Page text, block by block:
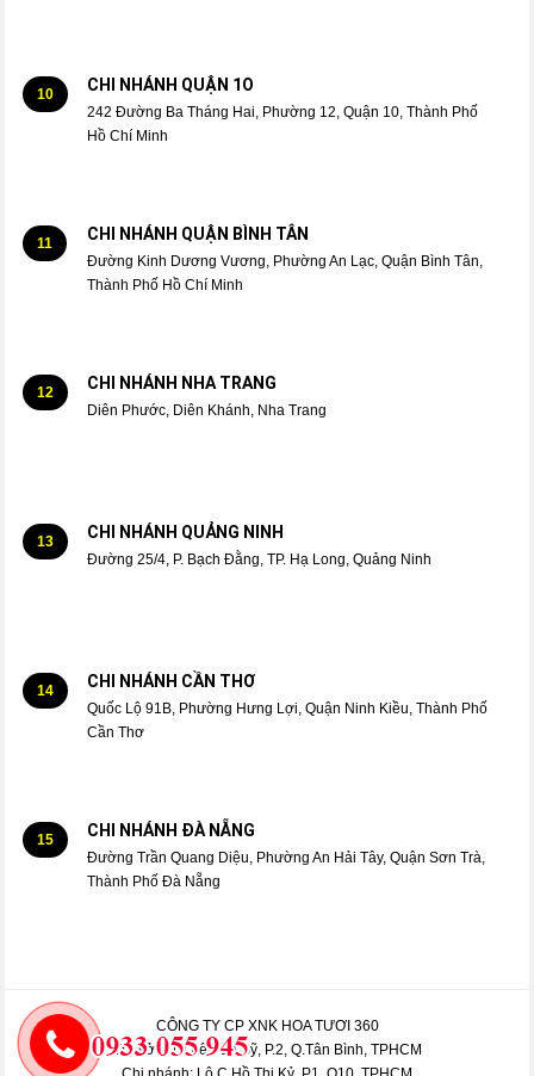
10 CHI NHÁNH QUẬN 1O
242 Đường Ba Tháng Hai, Phường 12, Quận 10, Thành Phố
Hồ Chí Minh
11 CHI NHÁNH QUẬN BÌNH TÂN
Đường Kinh Dương Vương, Phường An Lạc, Quận Bình Tân,
Thành Phố Hồ Chí Minh
12 CHI NHÁNH NHA TRANG
Diên Phước, Diên Khánh, Nha Trang
13 CHI NHÁNH QUẢNG NINH
Đường 25/4, P. Bạch Đằng, TP. Hạ Long, Quảng Ninh
14 CHI NHÁNH CẦN THƠ
Quốc Lộ 91B, Phường Hưng Lợi, Quận Ninh Kiều, Thành Phố
Cần Thơ
15 CHI NHÁNH ĐÀ NẴNG
Đường Trần Quang Diệu, Phường An Hải Tây, Quận Sơn Trà,
Thành Phố Đà Nẵng
CÔNG TY CP XNK HOA TƯƠI 360
Trụ sở: 413 Lê Văn Sỹ, P.2, Q.Tân Bình, TPHCM